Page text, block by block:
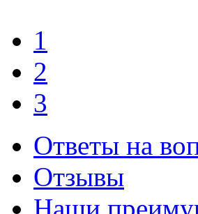
1
2
3
Ответы на
Отзывы
Наши